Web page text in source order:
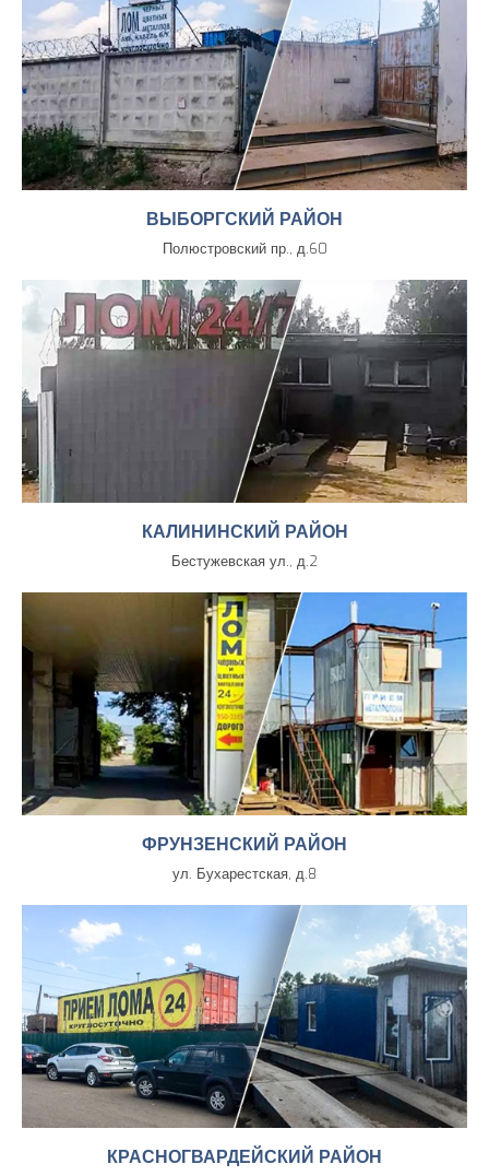
ВЫБОРГСКИЙ РАЙОН
Полюстровский пр., д.60
КАЛИНИНСКИЙ РАЙОН
Бестужевская ул., д.2
ФРУНЗЕНСКИЙ РАЙОН
ул. Бухарестская, д.8
КРАСНОГВАРДЕЙСКИЙ РАЙОН